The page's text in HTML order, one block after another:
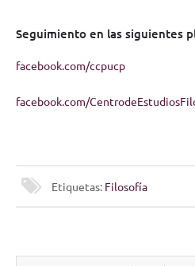
Seguimiento en las siguientes
facebook.com/ccpucp
facebook.com/
Etiquetas: Filosofía